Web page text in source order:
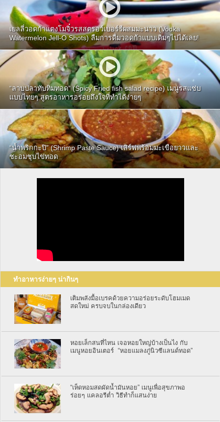
เยลลี่วอดก้าแตงโมจิ๋วรสสตรอว์เบอร์รีผสมมะนาว (Vodka
Watermelon Jell-O Shots) ลืมการดื่มวอดก้าแบบเดิมๆไปได้เลย!
“ลาบปลาทับทิมทอด” (Spicy Fried fish salad recipe) เมนูรสแซ่บ
แบบไทยๆ สูตรอาหารอร่อยถึงใจที่ทำได้ง่ายๆ
“น้ำพริกกะปิ” (Shrimp Paste Sauce) เสิร์ฟพร้อมมะเขือยาวและ
ชะอมชุบไข่ทอด
ทำอาหารง่ายๆ น่ากินๆ
เติมพลังมื้อเบรคด้วยความอร่อยระดับโฮมเมด
สดใหม่ ครบจบในกล่องเดียว
หอยเล็กสนที่ไหน เจอหอยใหญ่บ้างเป็นไง กับ
เมนูหอยอินเตอร์ “หอยแมลงภู่นิวซีแลนด์ทอด”
“เห็ดหอมสดผัดน้ำมันหอย” เมนูเพื่อสุขภาพอ
ร่อยๆ แคลอรีต่ำ วิธีทำก็แสนง่าย